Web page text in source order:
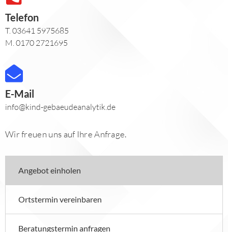
Telefon
T. 03641 5975685
M. 0170 2721695
E-Mail
info@kind-gebaeudeanalytik.de
Wir freuen uns auf Ihre Anfrage.
Angebot einholen
Ortstermin vereinbaren
Beratungstermin anfragen